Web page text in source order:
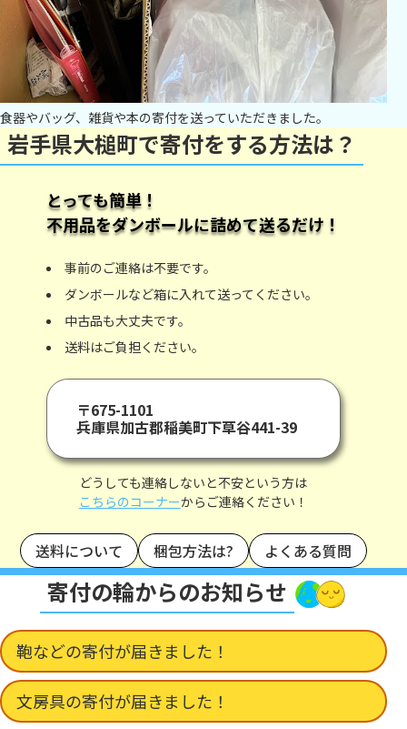
食器やバッグ、雑貨や本の寄付を送っていただきました。
岩手県大槌町で寄付をする方法は？
とっても簡単！
不用品をダンボールに詰めて送るだけ！
事前のご連絡は不要です。
ダンボールなど箱に入れて送ってください。
中古品も大丈夫です。
送料はご負担ください。
〒675-1101
兵庫県加古郡稲美町下草谷441-39
どうしても連絡しないと不安という方は
こちらのコーナーからご連絡ください！
送料について 梱包方法は? よくある質問
寄付の輪からのお知らせ
鞄などの寄付が届きました！
文房具の寄付が届きました！